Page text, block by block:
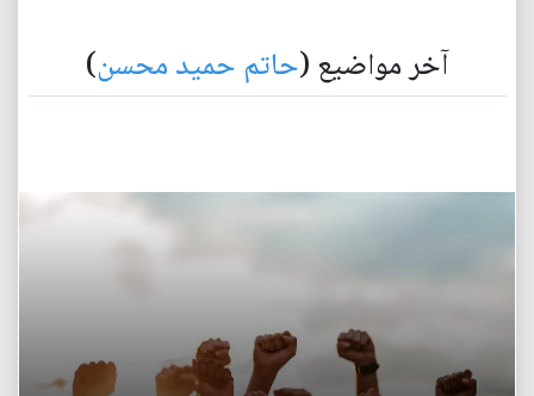
آخر مواضيع (حاتم حميد محسن)